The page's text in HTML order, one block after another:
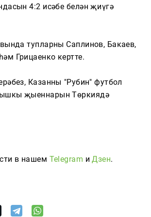
4:2 исәбе белән җиңүгә
тупларны Саплинов, Бакаев,
Грицаенко кертте.
Казанның "Рубин" футбол
җыеннарын Төркиядә
в нашем Telegram иДзен.